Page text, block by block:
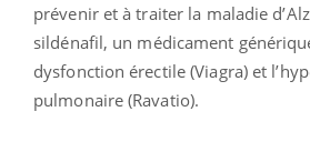
prévenir et à traiter la maladie
sildénafil, un médicament
dysfonction érectile (Viagra) et
pulmonaire (Ravatio).